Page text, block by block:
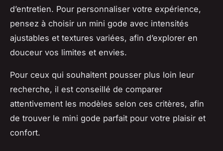
d’entretien. Pour personnaliser votre expérience,
pensez à choisir un mini gode avec intensités
ajustables et textures variées, afin d’explorer en
douceur vos limites et envies.
Pour ceux qui souhaitent pousser plus loin leur
recherche, il est conseillé de comparer
attentivement les modèles selon ces critères, afin
de trouver le mini gode parfait pour votre plaisir et
confort.